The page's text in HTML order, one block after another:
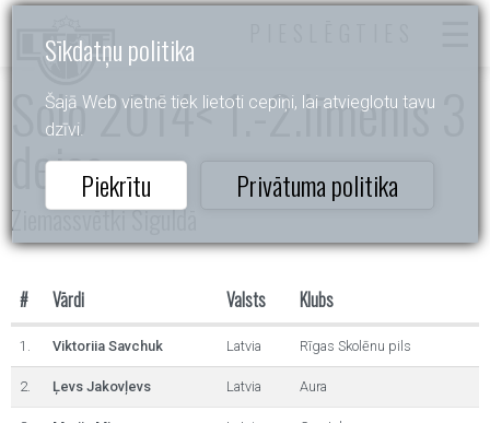
Sīkdatņu politika
Šajā Web vietnē tiek lietoti cepiņi, lai atvieglotu tavu
dzīvi.
Piekrītu Privātuma politika
Solo 2014< 1.-2.līmenis 3
dejas
Ziemassvētki Siguldā
# Vārdi Valsts Klubs
1. Viktoriia Savchuk Latvia Rīgas Skolēnu pils
2. Ļevs Jakovļevs Latvia Aura